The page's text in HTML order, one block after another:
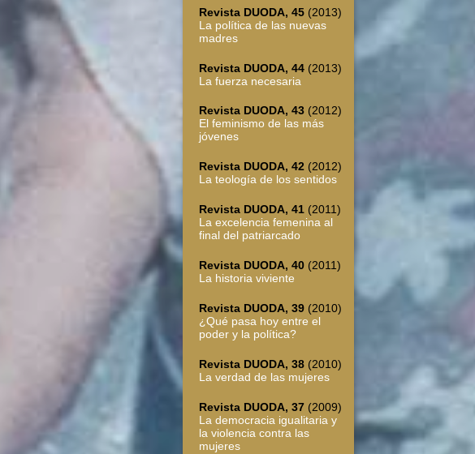
Revista DUODA, 45 (2013)
La política de las nuevas
madres
Revista DUODA, 44 (2013)
La fuerza necesaria
Revista DUODA, 43 (2012)
El feminismo de las más
jóvenes
Revista DUODA, 42 (2012)
La teología de los sentidos
Revista DUODA, 41 (2011)
La excelencia femenina al
final del patriarcado
Revista DUODA, 40 (2011)
La historia viviente
Revista DUODA, 39 (2010)
¿Qué pasa hoy entre el
poder y la política?
Revista DUODA, 38 (2010)
La verdad de las mujeres
Revista DUODA, 37 (2009)
La democracia igualitaria y
la violencia contra las
mujeres